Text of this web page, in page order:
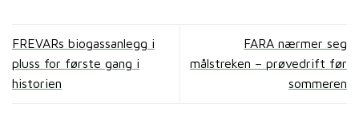
FREVARs biogassanlegg i
pluss for første gang i
historien
FARA nærmer seg
målstreken – prøvedrift før
sommeren